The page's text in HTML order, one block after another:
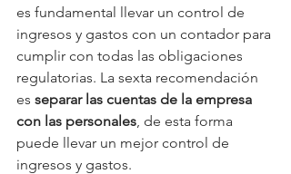
es fundamental llevar un control de
ingresos y gastos con un contador para
cumplir con todas las obligaciones
regulatorias. La sexta recomendación
es separar las cuentas de la empresa
con las personales, de esta forma
puede llevar un mejor control de
ingresos y gastos.